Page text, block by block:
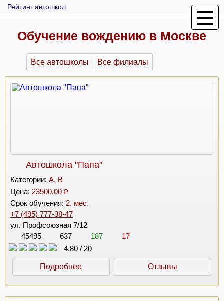
Рейтинг автошкол
Обучение вождению в Москве
Все автошколы Все филиалы
Автошкола "Папа"
Категории: A, B
Цена: 23500.00 ₽
Срок обучения: 2. мес.
+7 (495) 777-38-47
ул. Профсоюзная 7/12
45495
637 187
17
4.80 / 20
Подробнее Отзывы